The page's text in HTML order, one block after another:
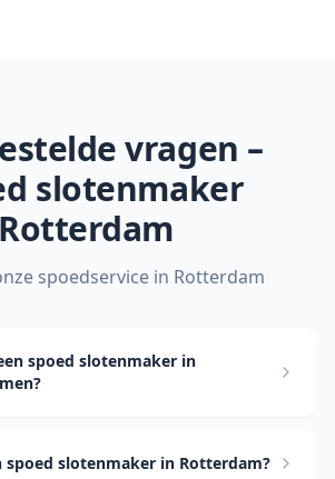
vragen –
slotenmaker
Rotterdam
spoedservice in Rotterdam
spoed slotenmaker in
spoed slotenmaker in Rotterdam?